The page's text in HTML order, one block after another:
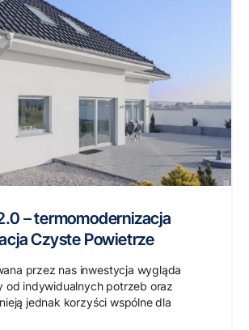
– termomodernizacja
Czyste Powietrze
przez nas inwestycja wygląda
od indywidualnych potrzeb oraz
jednak korzyści wspólne dla